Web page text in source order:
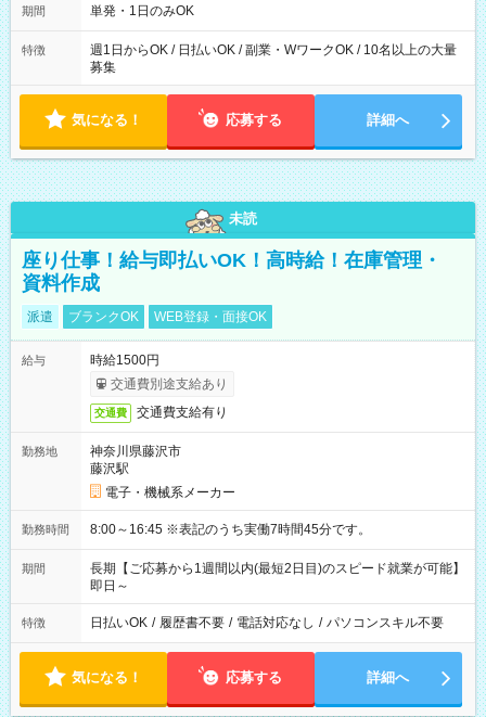
期間 単発・1日のみOK
特徴
週1日からOK / 日払いOK / 副業・WワークOK / 10名以上の大量
募集
気になる！ 応募する 詳細へ
未読
座り仕事！給与即払いOK！高時給！在庫管理・
資料作成
派遣 ブランクOK WEB登録・面接OK
給与
時給1500円
交通費別途支給あり
交通費 交通費支給有り
勤務地
神奈川県藤沢市
藤沢駅
電子・機械系メーカー
勤務時間 8:00～16:45 ※表記のうち実働7時間45分です。
期間
長期【ご応募から1週間以内(最短2日目)のスピード就業が可能】
即日～
特徴 日払いOK / 履歴書不要 / 電話対応なし / パソコンスキル不要
気になる！ 応募する 詳細へ